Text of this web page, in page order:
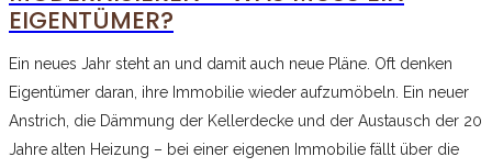
EIGENTÜMER?
Ein neues Jahr steht an und damit auch neue Pläne. Oft denken
Eigentümer daran, ihre Immobilie wieder aufzumöbeln. Ein neuer
Anstrich, die Dämmung der Kellerdecke und der Austausch der 20
Jahre alten Heizung – bei einer eigenen Immobilie fällt über die